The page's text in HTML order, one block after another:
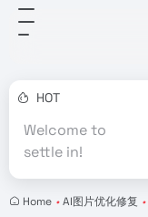
HOT
Welcome to
settle in!
Home • AI图片优化修复 •